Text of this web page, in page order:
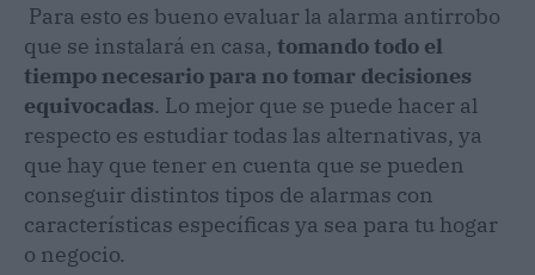
Para esto es bueno evaluar la alarma antirrobo
que se instalará en casa, tomando todo el
tiempo necesario para no tomar decisiones
equivocadas. Lo mejor que se puede hacer al
respecto es estudiar todas las alternativas, ya
que hay que tener en cuenta que se pueden
conseguir distintos tipos de alarmas con
características específicas ya sea para tu hogar
o negocio.